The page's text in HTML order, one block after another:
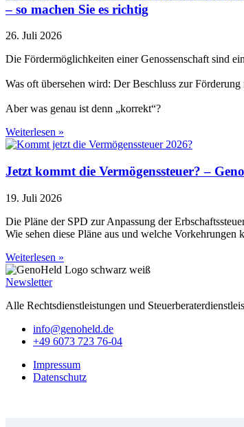
– so machen Sie es richtig
26. Juli 2026
Die Fördermöglichkeiten einer Genossenschaft sind
Was oft übersehen wird: Der Beschluss zur
Aber was genau ist denn „korrekt“?
Weiterlesen »
Jetzt kommt die Vermögenssteuer? –
19. Juli 2026
Die Pläne der SPD zur Anpassung der
Wie sehen diese Pläne aus und welche Vorkehrungen
Weiterlesen »
Newsletter
Alle Rechtsdienstleistungen und
info@genoheld.de
+49 6073 723 76-04
Impressum
Datenschutz